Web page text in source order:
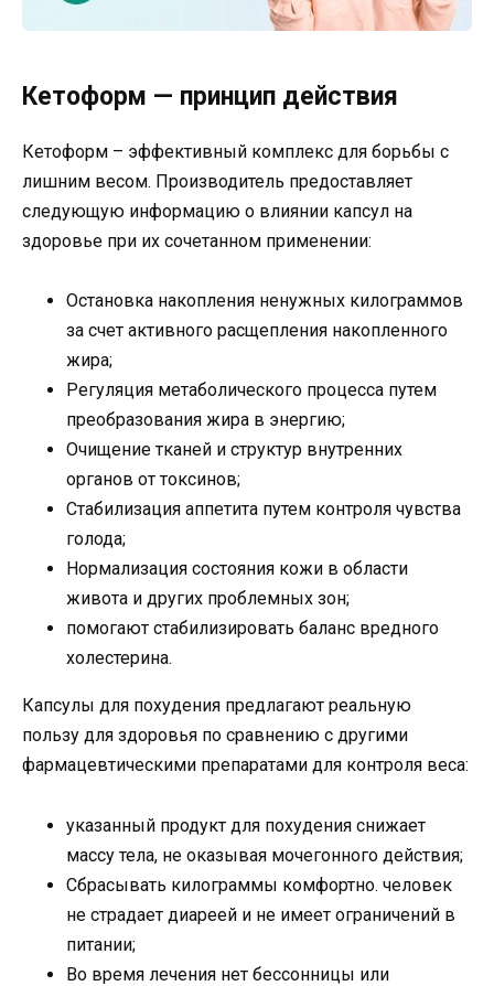
Кетоформ — принцип действия
Кетоформ – эффективный комплекс для борьбы с
лишним весом. Производитель предоставляет
следующую информацию о влиянии капсул на
здоровье при их сочетанном применении:
Остановка накопления ненужных килограммов
за счет активного расщепления накопленного
жира;
Регуляция метаболического процесса путем
преобразования жира в энергию;
Очищение тканей и структур внутренних
органов от токсинов;
Стабилизация аппетита путем контроля чувства
голода;
Нормализация состояния кожи в области
живота и других проблемных зон;
помогают стабилизировать баланс вредного
холестерина.
Капсулы для похудения предлагают реальную
пользу для здоровья по сравнению с другими
фармацевтическими препаратами для контроля веса:
указанный продукт для похудения снижает
массу тела, не оказывая мочегонного действия;
Сбрасывать килограммы комфортно. человек
не страдает диареей и не имеет ограничений в
питании;
Во время лечения нет бессонницы или